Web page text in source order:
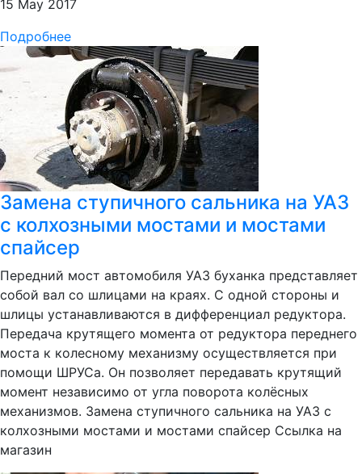
15 May 2017
Подробнее
Замена ступичного сальника на УАЗ
с колхозными мостами и мостами
спайсер
Передний мост автомобиля УАЗ буханка представляет
собой вал со шлицами на краях. С одной стороны и
шлицы устанавливаются в дифференциал редуктора.
Передача крутящего момента от редуктора переднего
моста к колесному механизму осуществляется при
помощи ШРУСа. Он позволяет передавать крутящий
момент независимо от угла поворота колёсных
механизмов. Замена ступичного сальника на УАЗ с
колхозными мостами и мостами спайсер Ссылка на
магазин